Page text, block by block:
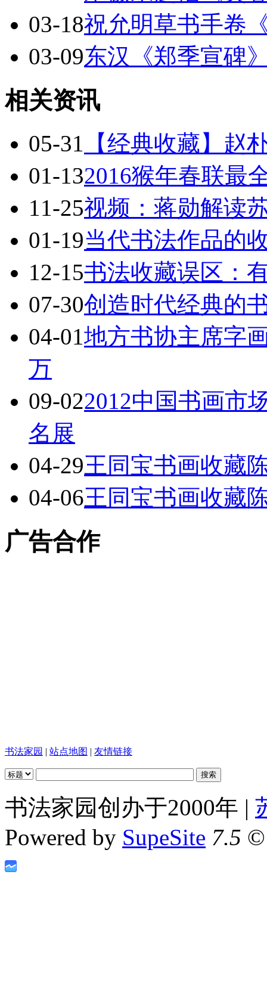
03-18祝允明草书手卷
03-09东汉《郑季宣碑
相关资讯
05-31 【经典收藏】赵
01-132016猴年春联最
11-25视频：蒋勋解读
01-19当代书法作品的
12-15书法收藏误区：
07-30创造时代经典的
04-01地方书协主席字
万
09-022012中国书画市
名展
04-29王同宝书画收藏
04-06王同宝书画收藏
广告合作
书法家园 | 站点地图 | 友情链接
书法家园创办于2000年 |
Powered by SupeSite 7.5 ©